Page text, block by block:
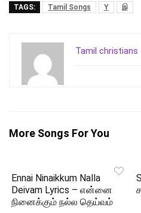
TAGS: Tamil Songs Y இ
Tamil christians
More Songs For You
Ennai Ninaikkum Nalla
Deivam Lyrics – என்னை
நினைக்கும் நல்ல தெய்வம்